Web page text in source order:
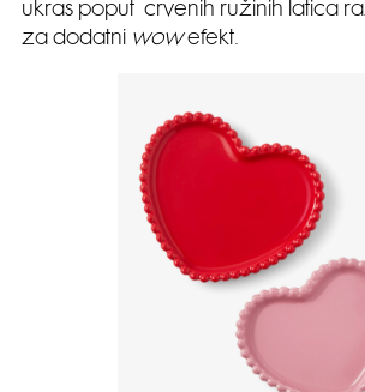
ukras poput crvenih ružinih latica
za dodatni
wowefekt.